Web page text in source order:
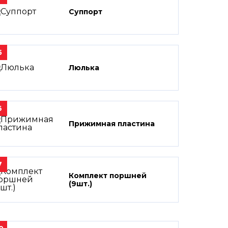
Суппорт
Люлька
Прижимная пластина
Комплект поршней
(9шт.)